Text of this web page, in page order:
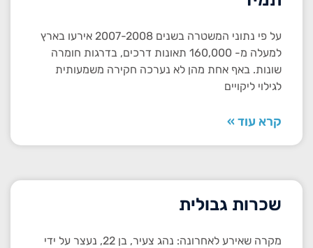
על פי נתוני המשטרה בשנים 2007-2008 אירעו בארץ
למעלה מ- 160,000 תאונות דרכים, בדרגות חומרה
שונות. באף אחת מהן לא נערכה חקירה משמעותית
לגילוי ליקויים
קרא עוד »
שכרות גבולית
מקרה שאירע לאחרונה: נהג צעיר, בן 22, נעצר על ידי